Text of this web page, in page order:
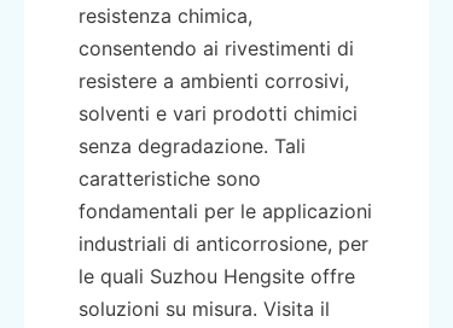
resistenza chimica,
consentendo ai rivestimenti di
resistere a ambienti corrosivi,
solventi e vari prodotti chimici
senza degradazione. Tali
caratteristiche sono
fondamentali per le applicazioni
industriali di anticorrosione, per
le quali Suzhou Hengsite offre
soluzioni su misura. Visita il